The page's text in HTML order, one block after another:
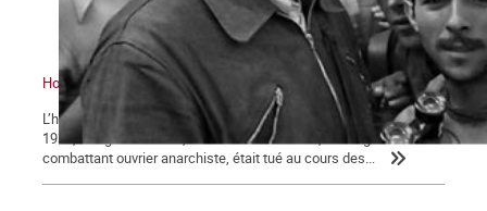
Hommage à Buenaventura Durruti
L’héritage de l’anarchisme ouvrier révolutionnaire Le 19 novembre
1936, à l’âge de 40 ans, Buenaventura Durruti, l’infatigable
combattant ouvrier anarchiste, était tué au cours des...